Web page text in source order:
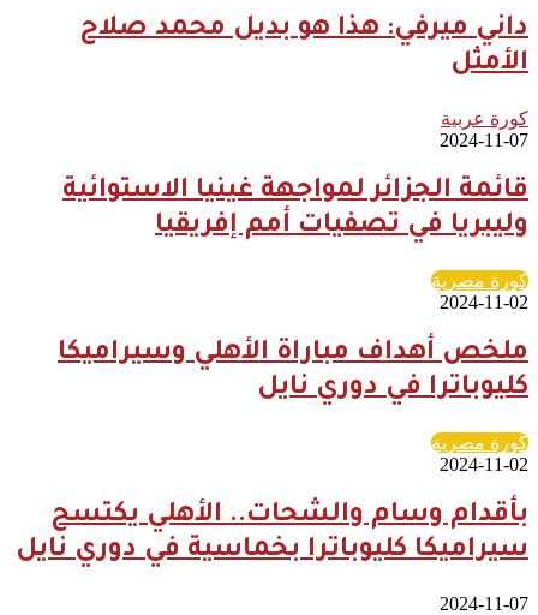
داني ميرفي: هذا هو بديل محمد صلاح
الأمثل
كورة عربية
2024-11-07
قائمة الجزائر لمواجهة غينيا الاستوائية
وليبريا في تصفيات أمم إفريقيا
كورة مصرية
2024-11-02
ملخص أهداف مباراة الأهلي وسيراميكا
كليوباترا في دوري نايل
كورة مصرية
2024-11-02
بأقدام وسام والشحات.. الأهلي يكتسح
سيراميكا كليوباترا بخماسية في دوري نايل
2024-11-07